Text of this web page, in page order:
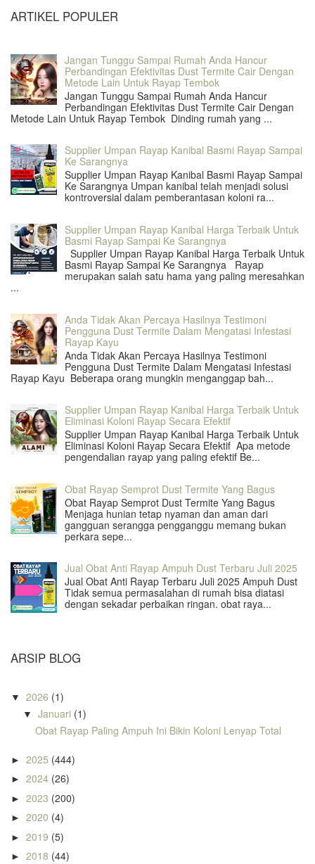
ARTIKEL POPULER
Jangan Tunggu Sampai Rumah Anda Hancur
Perbandingan Efektivitas Dust Termite Cair Dengan
Metode Lain Untuk Rayap Tembok
Jangan Tunggu Sampai Rumah Anda Hancur
Perbandingan Efektivitas Dust Termite Cair Dengan
Metode Lain Untuk Rayap Tembok Dinding rumah yang ...
Supplier Umpan Rayap Kanibal Basmi Rayap Sampai
Ke Sarangnya
Supplier Umpan Rayap Kanibal Basmi Rayap Sampai
Ke Sarangnya Umpan kanibal telah menjadi solusi
kontroversial dalam pemberantasan koloni ra...
Supplier Umpan Rayap Kanibal Harga Terbaik Untuk
Basmi Rayap Sampai Ke Sarangnya
Supplier Umpan Rayap Kanibal Harga Terbaik Untuk
Basmi Rayap Sampai Ke Sarangnya Rayap
merupakan salah satu hama yang paling meresahkan
...
Anda Tidak Akan Percaya Hasilnya Testimoni
Pengguna Dust Termite Dalam Mengatasi Infestasi
Rayap Kayu
Anda Tidak Akan Percaya Hasilnya Testimoni
Pengguna Dust Termite Dalam Mengatasi Infestasi
Rayap Kayu Beberapa orang mungkin menganggap bah...
Supplier Umpan Rayap Kanibal Harga Terbaik Untuk
Eliminasi Koloni Rayap Secara Efektif
Supplier Umpan Rayap Kanibal Harga Terbaik Untuk
Eliminasi Koloni Rayap Secara Efektif Apa metode
pengendalian rayap yang paling efektif Be...
Obat Rayap Semprot Dust Termite Yang Bagus
Obat Rayap Semprot Dust Termite Yang Bagus
Menjaga hunian tetap nyaman dan aman dari
gangguan serangga pengganggu memang bukan
perkara sepe...
Jual Obat Anti Rayap Ampuh Dust Terbaru Juli 2025
Jual Obat Anti Rayap Terbaru Juli 2025 Ampuh Dust
Tidak semua permasalahan di rumah bisa diatasi
dengan sekadar perbaikan ringan. obat raya...
ARSIP BLOG
▼ 2026 (1)
▼ Januari (1)
Obat Rayap Paling Ampuh Ini Bikin Koloni Lenyap Total
► 2025 (444)
► 2024 (26)
► 2023 (200)
► 2020 (4)
► 2019 (5)
► 2018 (44)